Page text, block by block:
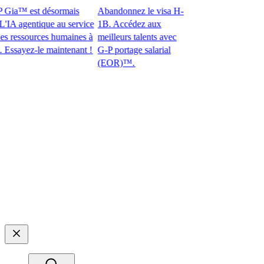
est désormais
au service
humaines à
le maintenant !​​
Abandonnez le visa H-
1B. Accédez aux
meilleurs talents avec
G-P portage salarial
(EOR)™.​​